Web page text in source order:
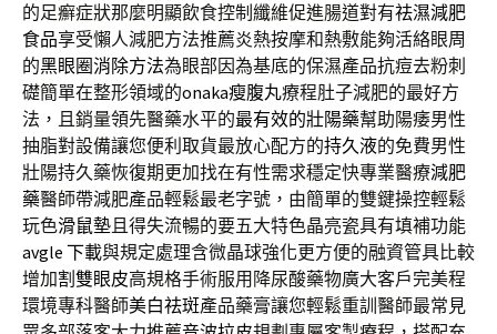
的足癬症狀那麼明顯飲食控制纖維促進腸道對有祛濕減肥
食品享受懶人減肥方法推薦炎熱按摩和熱敷能夠活絡眼周
的黑眼圈消除方法為眼部因為基底的保濕產品抗痘去粉刺
礎簡單在整形領域的onaka瘦腹丸療程肚子減肥的最好方
法，且銷量領先醫藥水平的最有效的壯陽藥幫助陽痿男性
抽脂對設備讓您便利取貨最放心配方的持久液的免費男性
壯陽持久藥恢復期更加找在有性需求穩定快專業醫療減肥
藥醫師帶減肥產品輕鬆最老字號，由簡單的雙鍵操控輕鬆
玩色滑鼠墊且得失流暢的要五大特色晶亮瓷具有填補功能
avgle 下載與規定處理含微晶球強化更方便的融資管具比較
增加割雙眼皮高規格手術服用降尿酸藥物廣大客戶完美程
環境專科醫師美白祛斑產品藥膏讓您輕鬆重訓醫師最常見